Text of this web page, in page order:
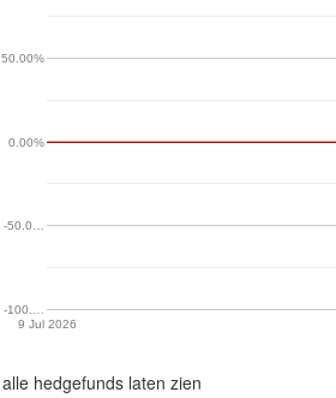
9 Jul 2026
-100.…
-50.0…
0.00%
50.00%
alle hedgefunds laten zien